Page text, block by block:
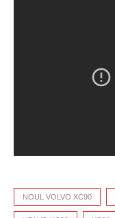
NOUL VOLVO XC90